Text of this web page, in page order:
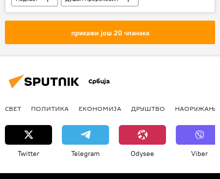
Емисија „Пророк“
прикажи још 20 чланака
Србија
СВЕТ ПОЛИТИКА ЕКОНОМИЈА ДРУШТВО НАОРУЖАЊЕ
Twitter Telegram Odysee Viber